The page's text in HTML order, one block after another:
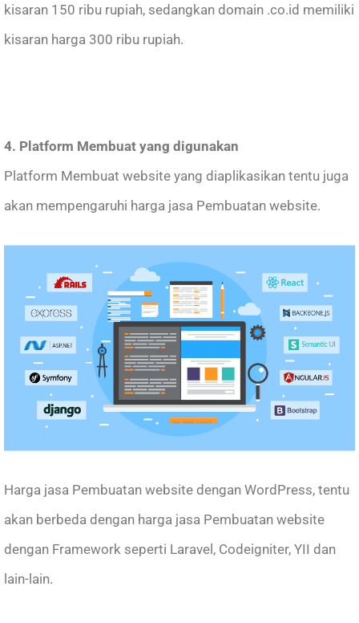
kisaran 150 ribu rupiah, sedangkan domain .co.id memiliki
kisaran harga 300 ribu rupiah.
4. Platform Membuat yang digunakan
Platform Membuat website yang diaplikasikan tentu juga
akan mempengaruhi harga jasa Pembuatan website.
Harga jasa Pembuatan website dengan WordPress, tentu
akan berbeda dengan harga jasa Pembuatan website
dengan Framework seperti Laravel, Codeigniter, YII dan
lain-lain.